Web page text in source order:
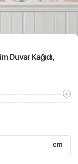
Duvar Kağıdı,
cm